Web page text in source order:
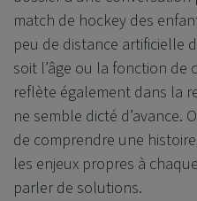
match de hockey des
peu de distance artificielle
soit l’âge ou la fonction de
reflète également dans la
ne semble dicté d’avance.
de comprendre une
les enjeux propres à
parler de solutions.